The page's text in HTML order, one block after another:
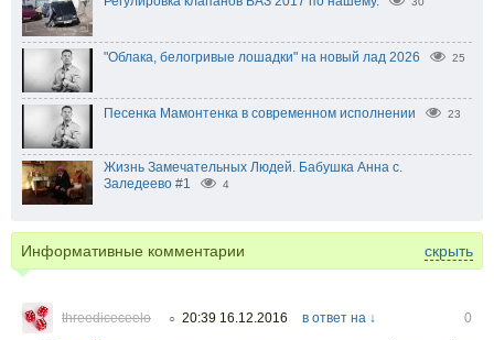
"Облака, белогривые лошадки" на новый лад 2026 25
Песенка Мамонтенка в современном исполнении 23
Жизнь Замечательных Людей. Бабушка Анна с.
Заледеево #1
4
Информативные комментарии скрыть
threediceceelo ○ 20:39 16.12.2016 в ответ на ↓
0